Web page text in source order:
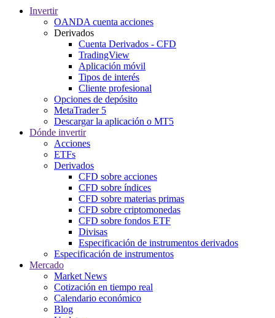
Invertir
OANDA cuenta acciones
Derivados
Cuenta Derivados - CFD
TradingView
Aplicación móvil
Tipos de interés
Cliente profesional
Opciones de depósito
MetaTrader 5
Descargar la aplicación o MT5
Dónde invertir
Acciones
ETFs
Derivados
CFD sobre acciones
CFD sobre índices
CFD sobre materias primas
CFD sobre criptomonedas
CFD sobre fondos ETF
Divisas
Especificación de instrumentos derivados
Especificación de instrumentos
Mercado
Market News
Cotización en tiempo real
Calendario económico
Blog